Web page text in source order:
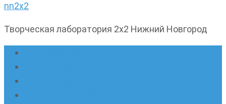
nn2x2
Творческая лаборатория 2х2 Нижний Новгород